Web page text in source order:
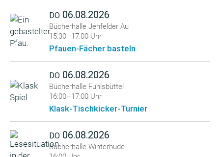
DO 06.08.2026
Bücherhalle Jenfelder Au
15:30–17:00 Uhr
Pfauen-Fächer basteln
DO 06.08.2026
Bücherhalle Fuhlsbüttel
16:00–17:00 Uhr
Klask-Tischkicker-Turnier
DO 06.08.2026
Bücherhalle Winterhude